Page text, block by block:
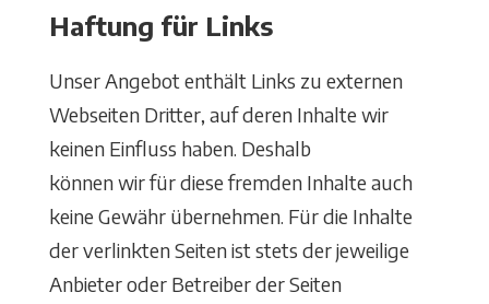
Haftung für Links
Unser Angebot enthält Links zu externen
Webseiten Dritter, auf deren Inhalte wir
keinen Einfluss haben. Deshalb
können wir für diese fremden Inhalte auch
keine Gewähr übernehmen. Für die Inhalte
der verlinkten Seiten ist stets der jeweilige
Anbieter oder Betreiber der Seiten